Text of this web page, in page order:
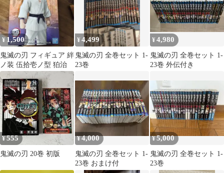
¥1,500
鬼滅の刃 フィギュア 絆
ノ装 伍拾壱ノ型 狛治
¥4,499
鬼滅の刃 全巻セット 1-
23巻
¥4,980
鬼滅の刃 全巻セット 1-
23巻 外伝付き
¥555
鬼滅の刃 20巻 初版
¥4,000
鬼滅の刃 全巻セット 1-
23巻 おまけ付
¥5,000
鬼滅の刃 全巻セット 1-
23巻